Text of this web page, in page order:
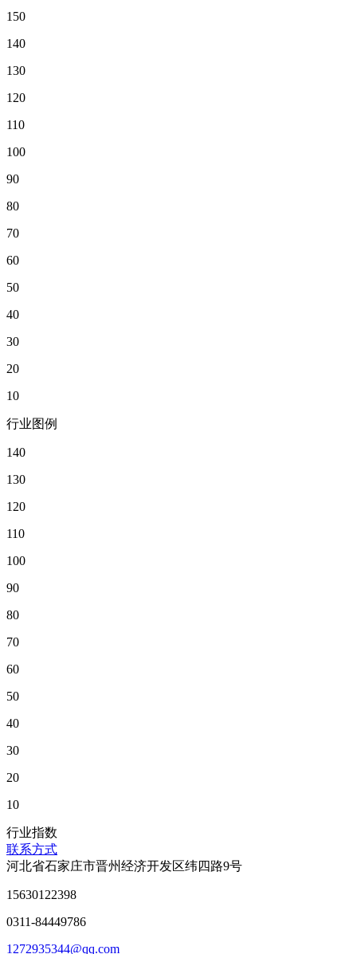
150
140
130
120
110
100
90
80
70
60
50
40
30
20
10
行业图例
140
130
120
110
100
90
80
70
60
50
40
30
20
10
行业指数
联系方式
河北省石家庄市晋州经济开发区纬四路9号
15630122398
0311-84449786
1272935344@qq.com